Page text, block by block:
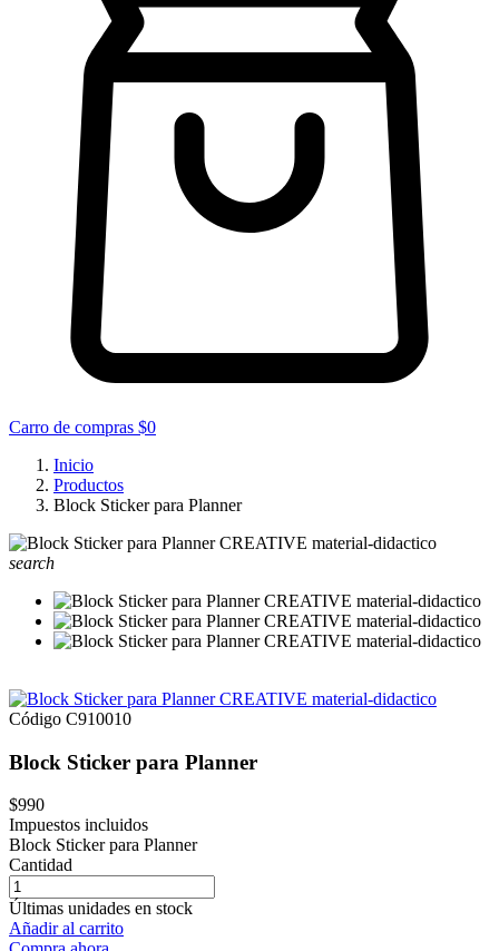
Carro de compras $0
Inicio
Productos
Block Sticker para Planner
search
Código C910010
Block Sticker para Planner
$990
Impuestos incluidos
Block Sticker para Planner
Cantidad
Últimas unidades en stock
Añadir al carrito